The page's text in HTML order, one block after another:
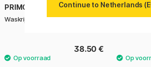
PRIMO
Waskrijtjes Triangles 30-pack
38.50 €
PRIMO
Wit
Continue to Netherlands